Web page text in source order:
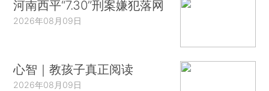
河南西平“7.30”刑案嫌犯落网
2026年08月09日
心智｜教孩子真正阅读
2026年08月09日